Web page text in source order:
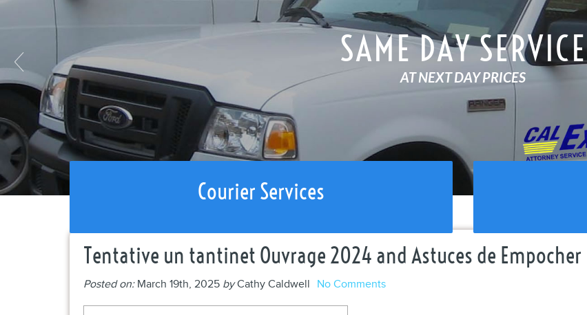
SAME DAY SERVICE
AT NEXT DAY PRICES
Courier Services
Tentative un tantinet Ouvrage 2024 and Astuces de Empocher
Posted on:March 19th, 2025 byCathy Caldwell No Comments